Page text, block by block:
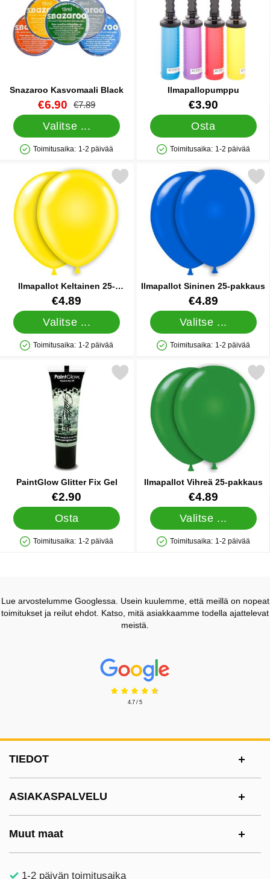
Snazaroo Kasvomaali Black
Tuote.nro 8950uusi hinta
€6.90 vanha hinta
€7.89
Valitse ...
Saatavuus: Varastossa
Toimitusaika: 1-2 päivää
Ilmapallopumppu
Tuote.nro 9838€3.90
Osta
Saatavuus: Varastossa
Toimitusaika: 1-2 päivää
Ilmapallot Keltainen 25-
pakkaus
Tuote.nro 1439€4.89
Valitse ...
Saatavuus: Varastossa
Toimitusaika: 1-2 päivää
Merkitse ilmapallot Keltainen 25-pakkaus suosikiksi
Ilmapallot Sininen 25-pakkaus
Tuote.nro 1427€4.89
Valitse ...
Saatavuus: Varastossa
Toimitusaika: 1-2 päivää
Merkitse ilmapallot Sininen
PaintGlow Glitter Fix Gel
Tuote.nro 15690
€2.90
Osta
Saatavuus: Varastossa
Toimitusaika: 1-2 päivää
Merkitse paintGlow Glitter Fix Gel suosikiksi
Ilmapallot Vihreä 25-pakkaus
Tuote.nro 1435€4.89
Valitse ...
Saatavuus: Varastossa
Toimitusaika: 1-2 päivää
Merkitse ilmapallot Vihreä
Lue arvostelumme Googlessa. Usein kuulemme, että meillä on nopeat
toimitukset ja reilut ehdot. Katso, mitä asiakkaamme todella ajattelevat
meistä.
Prisjakt Arvostelu: 4.7 Tähdet
4.7 / 5
TIEDOT
ASIAKASPALVELU
Muut maat
1-2 päivän toimitusaika